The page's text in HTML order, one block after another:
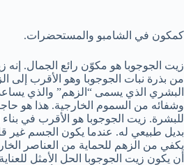
كمكون في الشامبو والمستحضرات.
زيت الجوجوبا هو مكوّن رائع الجمال.
من بذرة نبات الجوجوبا وهو الأقرب إلى
البشري الذي يسمى “الزهم” والذي
وشفائه من السموم الخارجية. هذا هو
للبشرة. زيت الجوجوبا هو الأقرب في
بديل طبيعي له. عندما يكون الجسم غير
يكفي من الزهم للحماية من العناصر
أن يكون زيت الجوجوبا الحل الأمثل